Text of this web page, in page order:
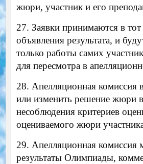
жюри, участник и его
27. Заявки принимаются в
объявления результата, и
только работы самих
для пересмотра в
28. Апелляционная комиссия
или изменить решение жюри
несоблюдения критериев
оцениваемого жюри
29. Апелляционная комиссия
результаты Олимпиады,